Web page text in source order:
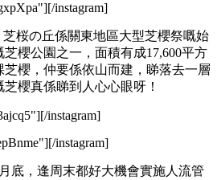
instagram]
桜の丘係關東地區大型芝櫻祭嘅始
櫻公園之一，面積有成17,600平方
櫻，仲要係依山而建，睇落去一層
櫻真係睇到人心心眼呀！
instagram]
instagram]
底，逢周末都好大機會實施人流管